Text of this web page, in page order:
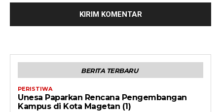
BERITA TERBARU
PERISTIWA
Unesa Paparkan Rencana Pengembangan
Kampus di Kota Magetan (1)